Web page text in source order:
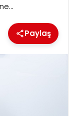
Paylaş